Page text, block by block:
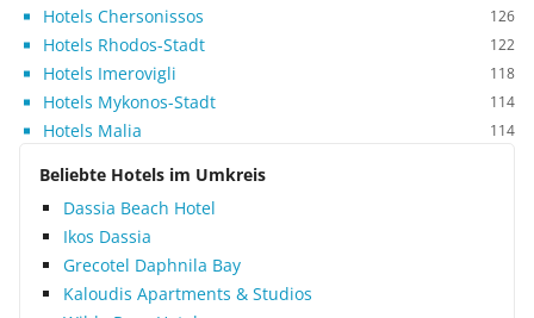
Hotels Chersonissos 126
Hotels Rhodos-Stadt 122
Hotels Imerovigli 118
Hotels Mykonos-Stadt 114
Hotels Malia 114
Beliebte Hotels im Umkreis
Dassia Beach Hotel
Ikos Dassia
Grecotel Daphnila Bay
Kaloudis Apartments & Studios